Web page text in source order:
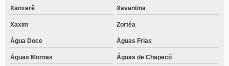
Xanxerê Xavantina
Xaxim Zortéa
Água Doce Águas Frias
Águas Mornas
Águas de Chapecó